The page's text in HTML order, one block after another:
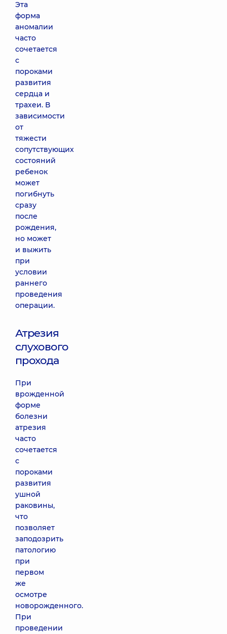
Эта
форма
аномалии
часто
сочетается
с
пороками
развития
сердца и
трахеи. В
зависимости
от
тяжести
сопутствующих
состояний
ребенок
может
погибнуть
сразу
после
рождения,
но может
и выжить
при
условии
раннего
проведения
операции.
Атрезия
слухового
прохода
При
врожденной
форме
болезни
атрезия
часто
сочетается
с
пороками
развития
ушной
раковины,
что
позволяет
заподозрить
патологию
при
первом
же
осмотре
новорожденного.
При
проведении